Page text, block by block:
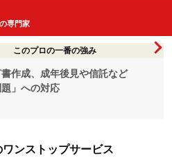
専門家
このプロの一番の強み
作成、成年後見や信託など
題」への対応
ンストップサービス